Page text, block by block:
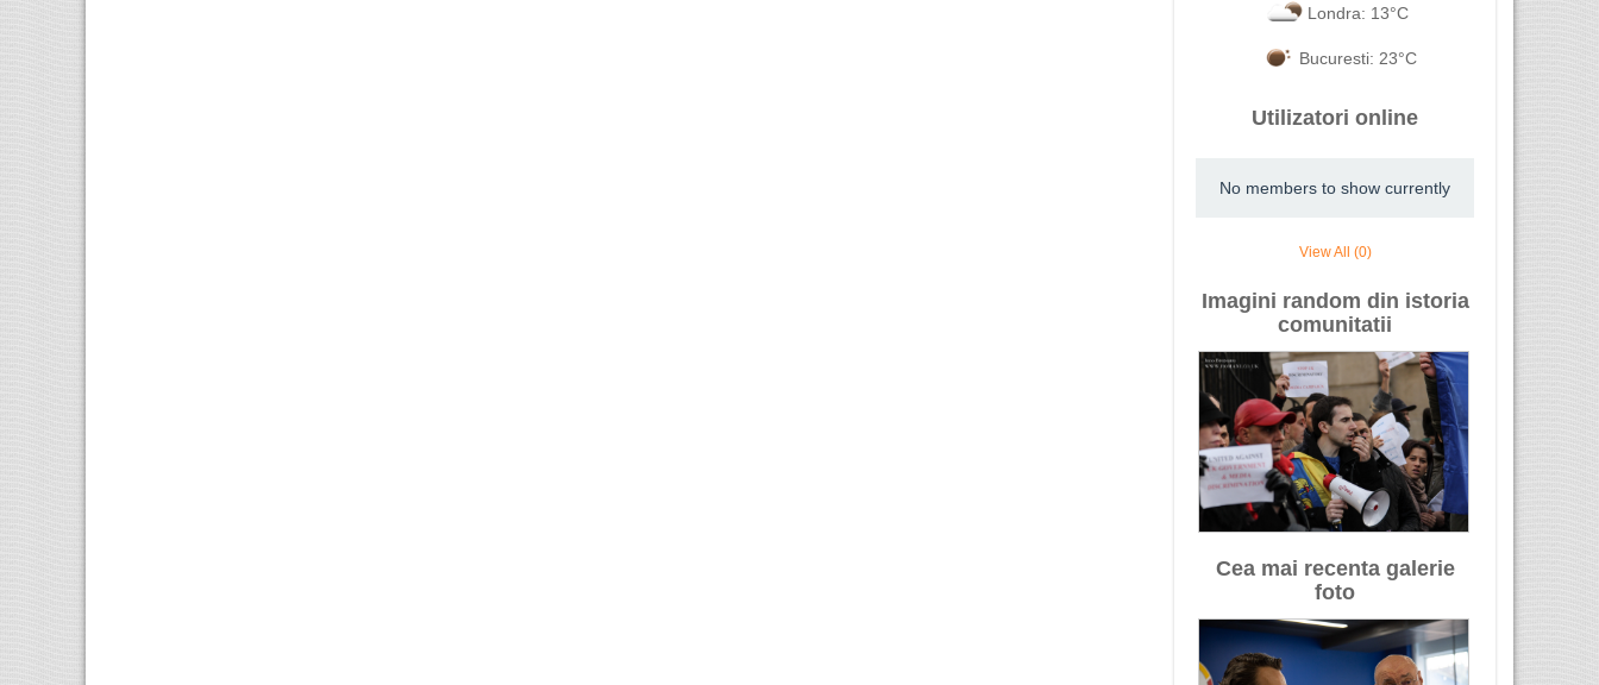
Londra: 13°C
Bucuresti: 23°C
Utilizatori online
No members to show currently
View All (0)
Imagini random din istoria
comunitatii
Cea mai recenta galerie
foto